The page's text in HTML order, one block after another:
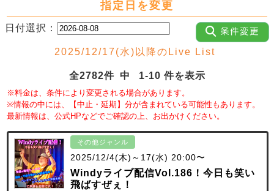
指定日を変更
日付選択：
2025/12/17(水)以降のLive List
全2782件 中 1-10 件を表示
※料金は、条件により変更される場合があります。
※情報の中には、【中止・延期】分が含まれている可能性もあります。
最新情報は、公式HPなどでご確認の上、お出かけください。
その他ジャンル
2025/12/4(木)～17(水) 20:00〜
Windyライブ配信Vol.186！今日も笑い
飛ばすぜぇ！